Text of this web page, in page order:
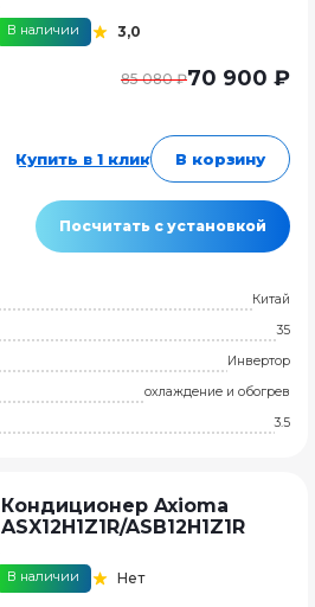
В наличии 3,0
85 080 ₽70 900 ₽
Купить в 1 клик В корзину
Посчитать с установкой
Китай
35
Инвертор
охлаждение и обогрев
3.5
Кондиционер Axioma
ASX12H1Z1R/ASB12H1Z1R
В наличии Нет